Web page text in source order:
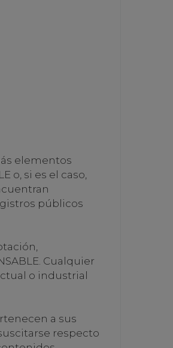
elementos
o, si es el caso,
públicos
Cualquier
o industrial
a sus
respecto